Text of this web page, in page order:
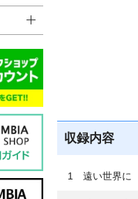
収録内容
1 遠い世界に